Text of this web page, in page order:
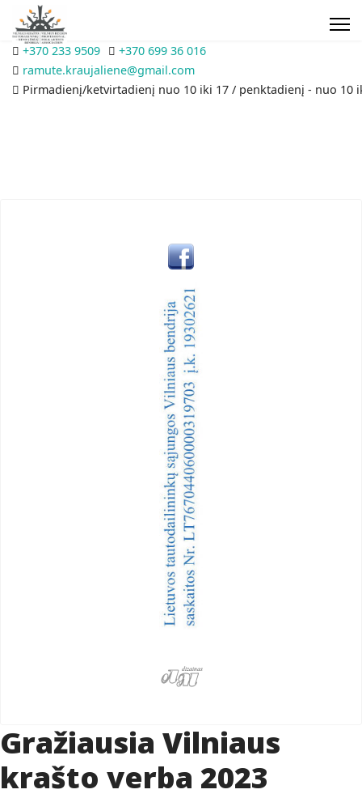
+370 233 9509
+370 699 36 016
ramute.kraujaliene@gmail.com
Pirmadienį/ketvirtadienį nuo 10 iki 17 / penktadienį - nuo 10
Gražiausia Vilniaus
krašto verba 2023